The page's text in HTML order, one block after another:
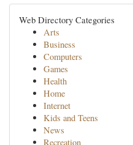
Web Directory Categories
Arts
Business
Computers
Games
Health
Home
Internet
Kids and Teens
News
Recreation